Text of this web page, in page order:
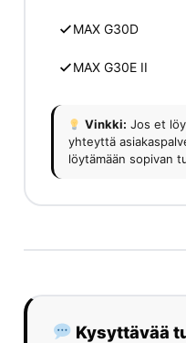
MAX G30D
MAX G30E II
Vinkki: Jos et
yhteyttä
löytämään sopivan
Kysyttävää